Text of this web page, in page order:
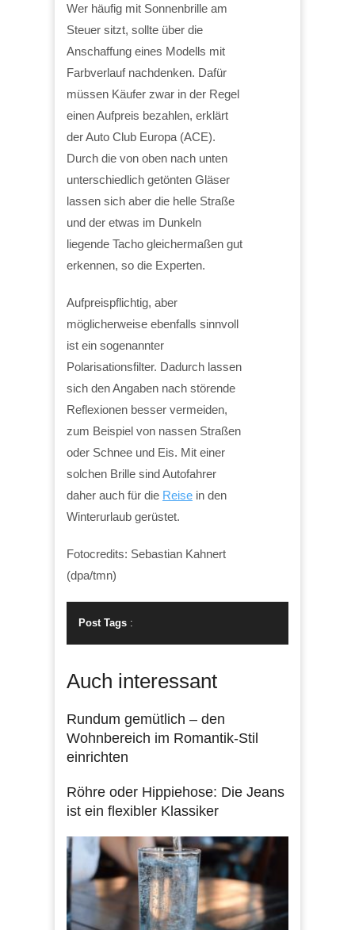
Wer häufig mit Sonnenbrille am
Steuer sitzt, sollte über die
Anschaffung eines Modells mit
Farbverlauf nachdenken. Dafür
müssen Käufer zwar in der Regel
einen Aufpreis bezahlen, erklärt
der Auto Club Europa (ACE).
Durch die von oben nach unten
unterschiedlich getönten Gläser
lassen sich aber die helle Straße
und der etwas im Dunkeln
liegende Tacho gleichermaßen gut
erkennen, so die Experten.
Aufpreispflichtig, aber
möglicherweise ebenfalls sinnvoll
ist ein sogenannter
Polarisationsfilter. Dadurch lassen
sich den Angaben nach störende
Reflexionen besser vermeiden,
zum Beispiel von nassen Straßen
oder Schnee und Eis. Mit einer
solchen Brille sind Autofahrer
daher auch für die Reise in den
Winterurlaub gerüstet.
Fotocredits: Sebastian Kahnert
(dpa/tmn)
Post Tags :
Auch interessant
Rundum gemütlich – den
Wohnbereich im Romantik-Stil
einrichten
Röhre oder Hippiehose: Die Jeans
ist ein flexibler Klassiker